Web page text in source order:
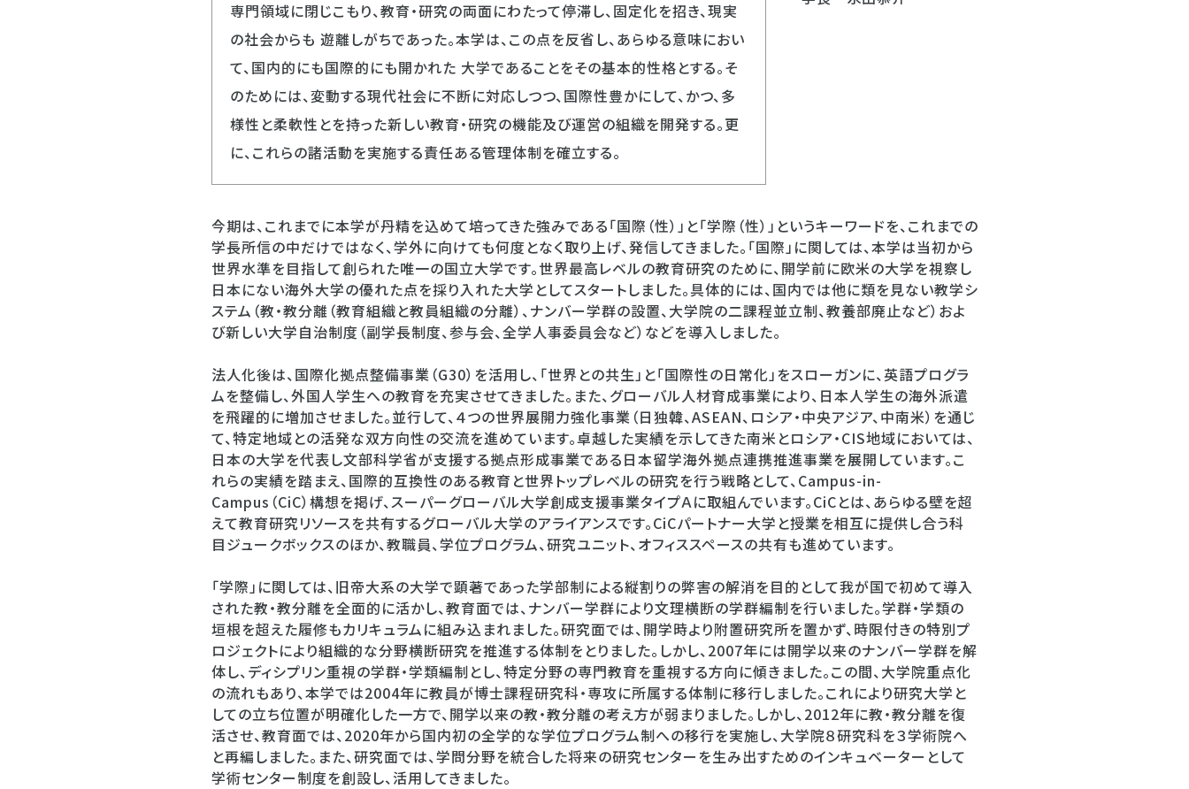
専門領域に閉じこもり、教育・研究の両面にわたって停滞し、固定化を招き、現実
の社会からも 遊離しがちであった。本学は、この点を反省し、あらゆる意味におい
て、国内的にも国際的にも開かれた 大学であることをその基本的性格とする。そ
のためには、変動する現代社会に不断に対応しつつ、国際性豊かにして、かつ、多
様性と柔軟性とを持った新しい教育・研究の機能及び運営の組織を開発する。更
に、これらの諸活動を実施する責任ある管理体制を確立する。
今期は、これまでに本学が丹精を込めて培ってきた強みである「国際（性）」と「学際（性）」というキーワードを、これまでの
学長所信の中だけではなく、学外に向けても何度となく取り上げ、発信してきました。「国際」に関しては、本学は当初から
世界水準を目指して創られた唯一の国立大学です。世界最高レベルの教育研究のために、開学前に欧米の大学を視察し
日本にない海外大学の優れた点を採り入れた大学としてスタートしました。具体的には、国内では他に類を見ない教学シ
ステム（教・教分離（教育組織と教員組織の分離）、ナンバー学群の設置、大学院の二課程並立制、教養部廃止など）およ
び新しい大学自治制度（副学長制度、参与会、全学人事委員会など）などを導入しました。
法人化後は、国際化拠点整備事業（G30）を活用し、「世界との共生」と「国際性の日常化」をスローガンに、英語プログラ
ムを整備し、外国人学生への教育を充実させてきました。また、グローバル人材育成事業により、日本人学生の海外派遣
を飛躍的に増加させました。並行して、４つの世界展開力強化事業（日独韓、ASEAN、ロシア・中央アジア、中南米）を通じ
て、特定地域との活発な双方向性の交流を進めています。卓越した実績を示してきた南米とロシア・CIS地域においては、
日本の大学を代表し文部科学省が支援する拠点形成事業である日本留学海外拠点連携推進事業を展開しています。こ
れらの実績を踏まえ、国際的互換性のある教育と世界トップレベルの研究を行う戦略として、Campus-in-
Campus（CiC）構想を掲げ、スーパーグローバル大学創成支援事業タイプＡに取組んでいます。CiCとは、あらゆる壁を超
えて教育研究リソースを共有するグローバル大学のアライアンスです。CiCパートナー大学と授業を相互に提供し合う科
目ジュークボックスのほか、教職員、学位プログラム、研究ユニット、オフィススペースの共有も進めています。
「学際」に関しては、旧帝大系の大学で顕著であった学部制による縦割りの弊害の解消を目的として我が国で初めて導入
された教・教分離を全面的に活かし、教育面では、ナンバー学群により文理横断の学群編制を行いました。学群・学類の
垣根を超えた履修もカリキュラムに組み込まれました。研究面では、開学時より附置研究所を置かず、時限付きの特別プ
ロジェクトにより組織的な分野横断研究を推進する体制をとりました。しかし、2007年には開学以来のナンバー学群を解
体し、ディシプリン重視の学群・学類編制とし、特定分野の専門教育を重視する方向に傾きました。この間、大学院重点化
の流れもあり、本学では2004年に教員が博士課程研究科・専攻に所属する体制に移行しました。これにより研究大学と
しての立ち位置が明確化した一方で、開学以来の教・教分離の考え方が弱まりました。しかし、2012年に教・教分離を復
活させ、教育面では、2020年から国内初の全学的な学位プログラム制への移行を実施し、大学院８研究科を３学術院へ
と再編しました。また、研究面では、学問分野を統合した将来の研究センターを生み出すためのインキュベーターとして
学術センター制度を創設し、活用してきました。